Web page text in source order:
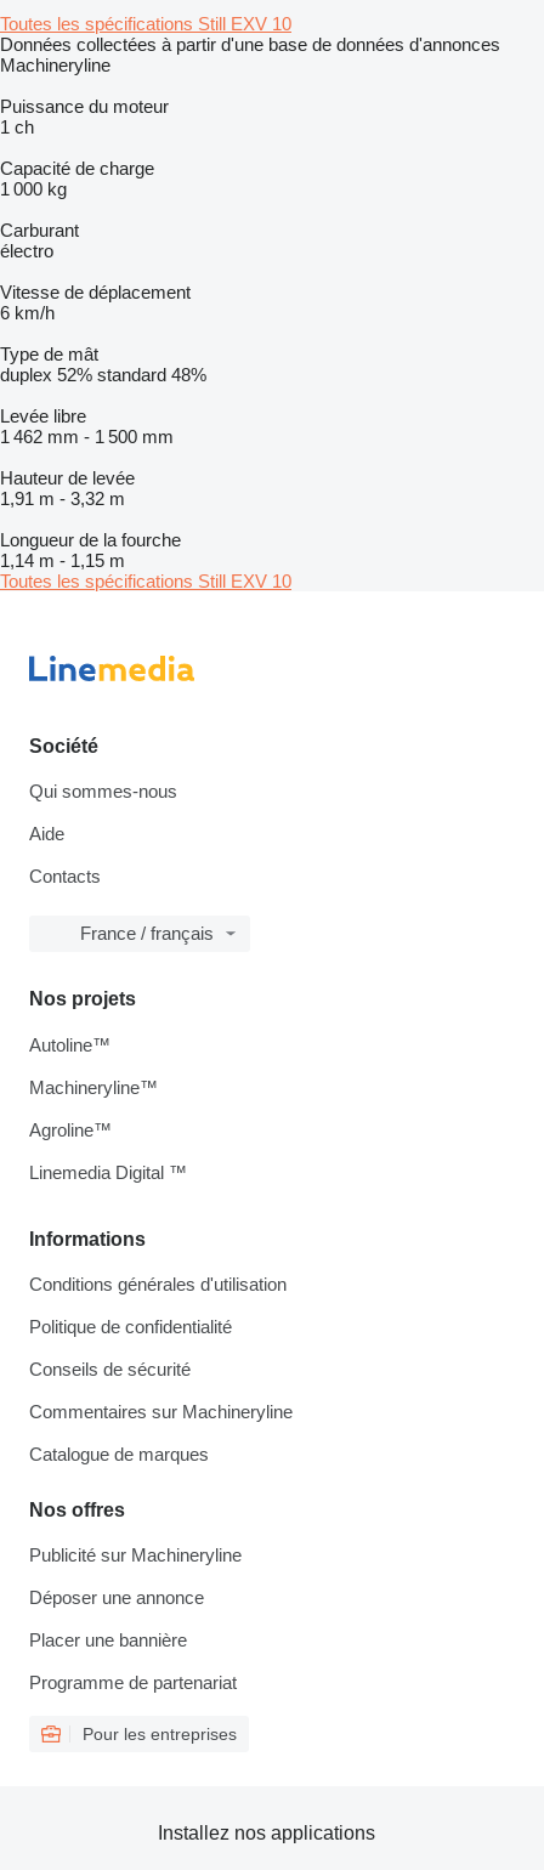
Toutes les spécifications Still EXV 10
Données collectées à partir d'une base de données d'annonces
Machineryline
Puissance du moteur
1 ch
Capacité de charge
1 000 kg
Carburant
électro
Vitesse de déplacement
6 km/h
Type de mât
duplex 52% standard 48%
Levée libre
1 462 mm - 1 500 mm
Hauteur de levée
1,91 m - 3,32 m
Longueur de la fourche
1,14 m - 1,15 m
Toutes les spécifications Still EXV 10
Société
Qui sommes-nous
Aide
Contacts
France / français
Informations
Conditions générales d'utilisation
Politique de confidentialité
Conseils de sécurité
Commentaires sur Machineryline
Catalogue de marques
Nos offres
Publicité sur Machineryline
Déposer une annonce
Placer une bannière
Programme de partenariat
Pour les entreprises
Nos projets
Autoline™
Machineryline™
Agroline™
Linemedia Digital ™
Installez nos applications